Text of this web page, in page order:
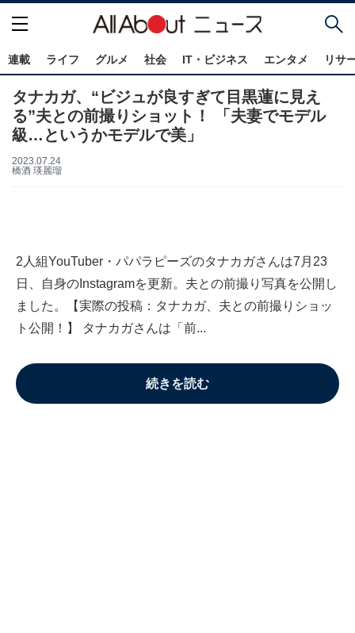
連載 ライフ グルメ 社会 IT・ビジネス エンタメ リサ
タナカガ、“ビジュが良すぎて目黒蓮に見え
る”夫との前撮りショット！ 「夫妻でモデル
級…というかモデルで美」
2023.07.24
橋酒 瑛麗瑠
2人組YouTuber・パパラピーズのタナカガさんは7月23
日、自身のInstagramを更新。夫との前撮り写真を公開し
ました。【実際の投稿：タナカガ、夫との前撮りショッ
ト公開！】 タナカガさんは「前...
続きを読む